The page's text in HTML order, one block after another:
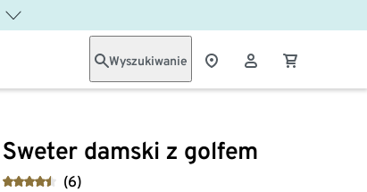
Wyszukiwanie
Sweter damski z golfem
(6)